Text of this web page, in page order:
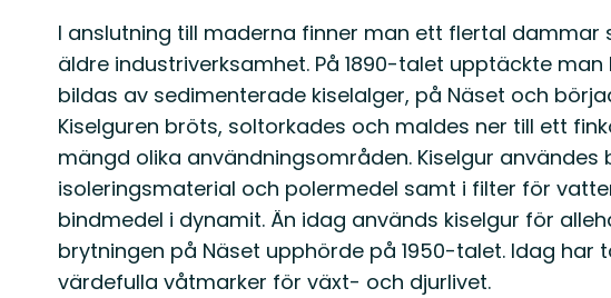
I anslutning till maderna finner man ett flertal dammar
äldre industriverksamhet. På 1890-talet upptäckte
bildas av sedimenterade kiselalger, på Näset och
Kiselguren bröts, soltorkades och maldes ner till ett
mängd olika användningsområden. Kiselgur
isoleringsmaterial och polermedel samt i filter för
bindmedel i dynamit. Än idag används kiselgur för
brytningen på Näset upphörde på 1950-talet. Idag har
värdefulla våtmarker för växt- och djurlivet.